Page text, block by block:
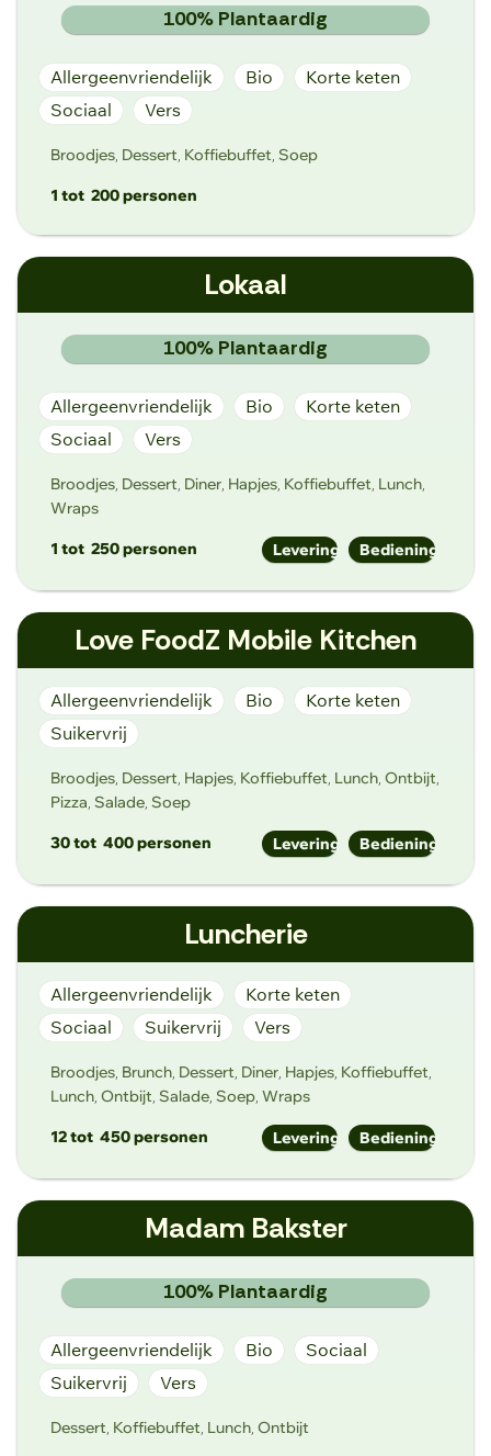
100% Plantaardig
Allergeenvriendelijk Bio
Korte keten
Sociaal
Vers
Broodjes Dessert Koffiebuffet Soep
1 tot 200 personen
http://www.lekkergec.com
K.M.Hendrikaplein 6, ​9000 Gent
Lokaal
100% Plantaardig
Allergeenvriendelijk Bio
Korte keten
Sociaal
Vers
Broodjes Dessert Diner Hapjes Koffiebuffet Lunch
Wraps
1 tot 250 personen Bediening
Levering
https://lokaal.gent
Brabantdam 100, 9000 Gent
Love FoodZ Mobile Kitchen
Allergeenvriendelijk Bio
Korte keten
Suikervrij
Broodjes Dessert Hapjes Koffiebuffet Lunch Ontbijt
Pizza Salade Soep
30 tot 400 personen Bediening
Levering
www.lovefoodz.be
Nederwijk 34-36, 9400 Ninove
Luncherie
Allergeenvriendelijk
Korte keten
Sociaal
Suikervrij Vers
Broodjes Brunch Dessert Diner Hapjes Koffiebuffet
Lunch Ontbijt Salade Soep Wraps
12 tot 450 personen Bediening
Levering
luncherie.be
Eeklostraat 25, 9940 Ertvelde
Madam Bakster
100% Plantaardig
Allergeenvriendelijk Bio
Sociaal
Suikervrij
Vers
Dessert Koffiebuffet Lunch Ontbijt